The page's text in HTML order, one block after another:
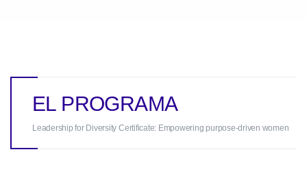
EL PROGRAMA
Leadership for Diversity Certificate: Empowering purpose-driven women